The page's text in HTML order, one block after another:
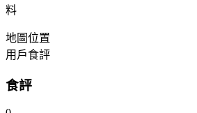
料
地圖位置
用戶食評
食評